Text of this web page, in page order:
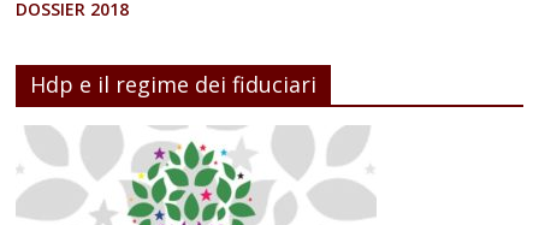
DOSSIER 2018
Hdp e il regime dei fiduciari